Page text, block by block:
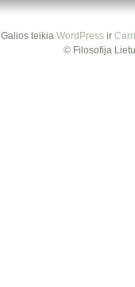
Galios teikia WordPressir
© Filosofija